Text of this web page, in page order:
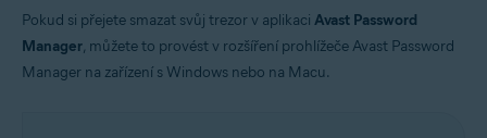
Produkty:
Avast Password Manager
Pokud si přejete smazat svůj trezor v aplikaci Avast Password
Manager, můžete to provést v rozšíření prohlížeče Avast Password
Manager na zařízení s Windows nebo na Macu.